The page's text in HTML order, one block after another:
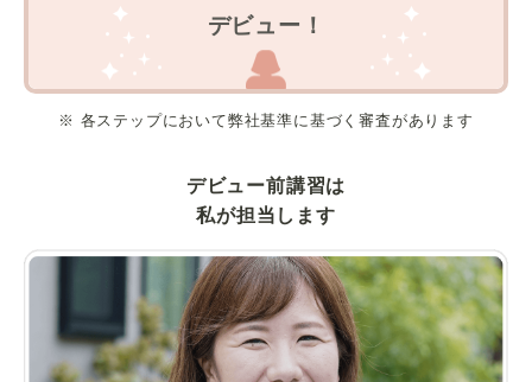
デビュー！
※ 各ステップにおいて弊社基準に基づく審査があります
デビュー前講習は
私が担当します